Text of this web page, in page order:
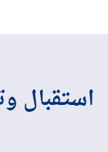
استقبال